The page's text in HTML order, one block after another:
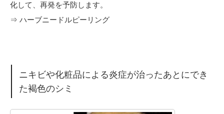
化して、再発を予防します。
⇒ ハーブニードルピーリング
ニキビや化粧品による炎症が治ったあとにでき
た褐色のシミ